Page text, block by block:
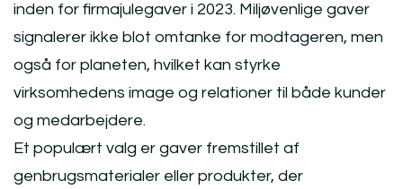
inden for firmajulegaver i 2023. Miljøvenlige gaver
signalerer ikke blot omtanke for modtageren, men
også for planeten, hvilket kan styrke
virksomhedens image og relationer til både kunder
og medarbejdere.
Et populært valg er gaver fremstillet af
genbrugsmaterialer eller produkter, der